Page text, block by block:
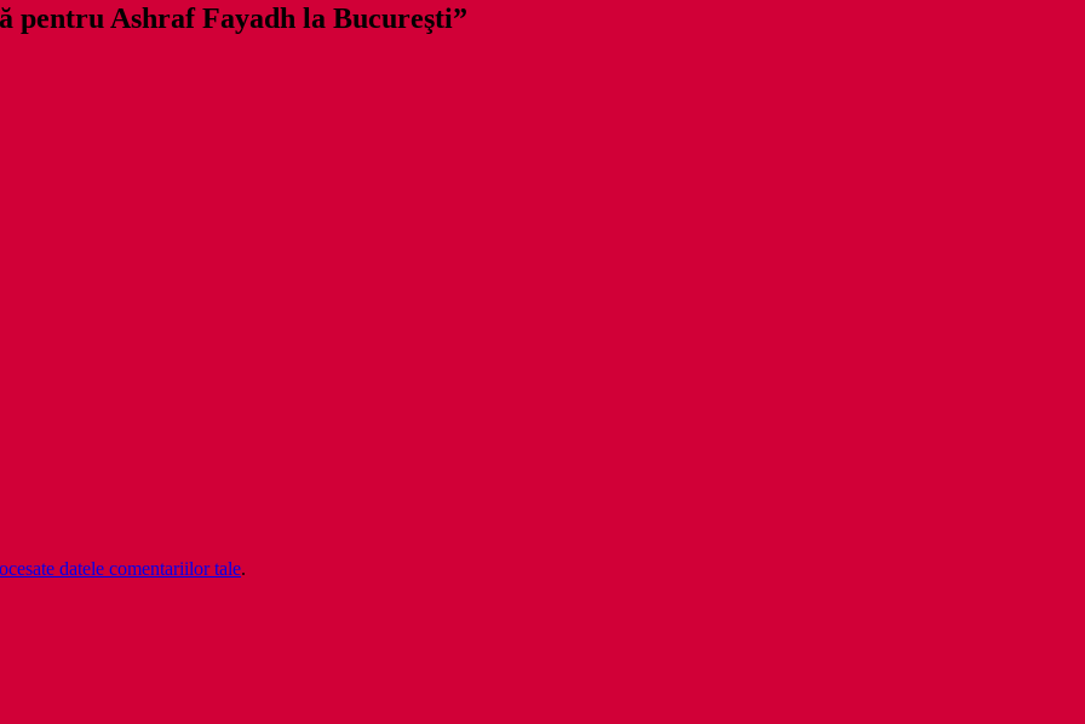
pentru Ashraf Fayadh la Bucureşti”
datele comentariilor tale.